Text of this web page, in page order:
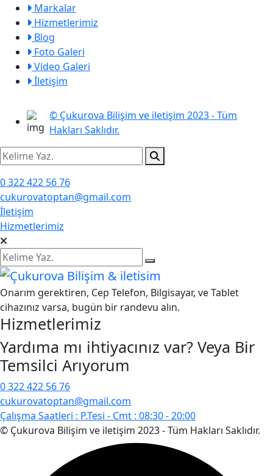
Markalar
Hizmetlerimiz
Blog
Foto Galeri
Video Galeri
İletişim
© Çukurova Bilişim ve iletişim 2023 - Tüm
Hakları Saklıdır.
0 322 422 56 76
cukurovatoptan@gmail.com
İletişim
Hizmetlerimiz
Onarım gerektiren, Cep Telefon, Bilgisayar, ve Tablet
cihazınız varsa, bugün bir randevu alın.
Hizmetlerimiz
Yardıma mı ihtiyacınız var? Veya Bir
Temsilci Arıyorum
0 322 422 56 76
cukurovatoptan@gmail.com
Çalışma Saatleri : P.Tesi - Cmt : 08:30 - 20:00
© Çukurova Bilişim ve iletişim 2023 - Tüm Hakları Saklıdır.